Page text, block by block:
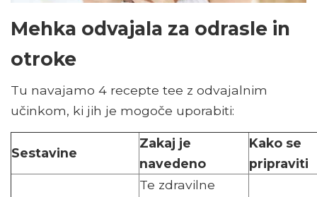
Mehka odvajala za odrasle in
otroke
Tu navajamo 4 recepte tee z odvajalnim
učinkom, ki jih je mogoče uporabiti:
Sestavine
Zakaj je
navedeno
Kako se
pripraviti
Te zdravilne